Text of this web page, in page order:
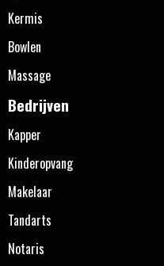
Kermis
Bowlen
Massage
Bedrijven
Kapper
Kinderopvang
Makelaar
Tandarts
Notaris